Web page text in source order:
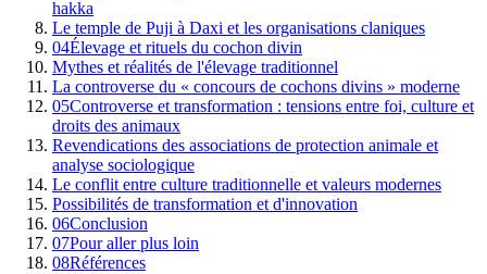
hakka
Le temple de Puji à Daxi et les organisations claniques
04Élevage et rituels du cochon divin
Mythes et réalités de l'élevage traditionnel
La controverse du « concours de cochons divins » moderne
05Controverse et transformation : tensions entre foi, culture et
droits des animaux
Revendications des associations de protection animale et
analyse sociologique
Le conflit entre culture traditionnelle et valeurs modernes
Possibilités de transformation et d'innovation
06Conclusion
07Pour aller plus loin
08Références